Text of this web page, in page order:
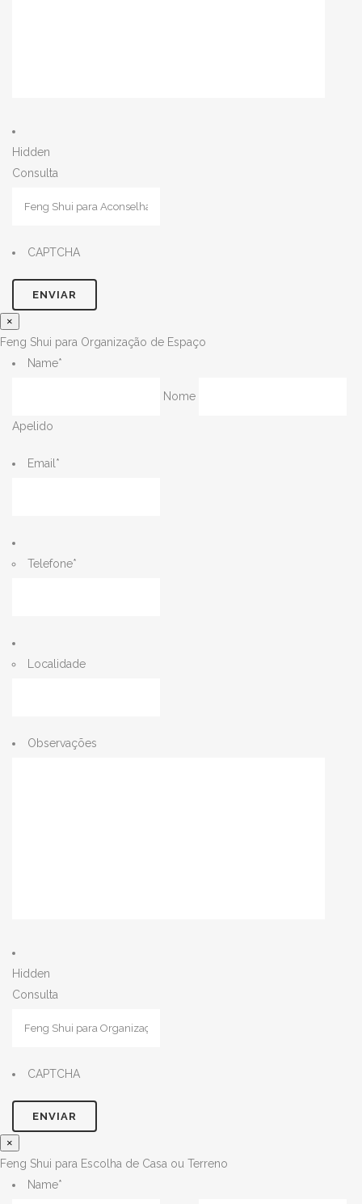
Hidden
Consulta
CAPTCHA
×
Feng Shui para Organização de Espaço
Name*
Nome
Apelido
Email *
Telefone*
Localidade
Observações
Hidden
Consulta
CAPTCHA
×
Feng Shui para Escolha de Casa ou Terreno
Name*